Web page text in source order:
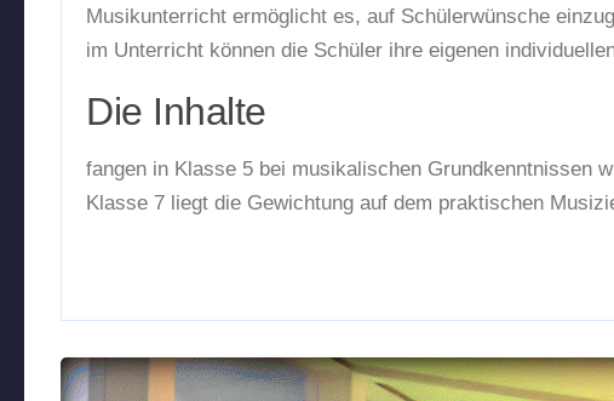
Musikunterricht ermöglicht es, auf Schülerwünsche
im Unterricht können die Schüler ihre eigenen
Die Inhalte
fangen in Klasse 5 bei musikalischen Grundkenntnissen
Klasse 7 liegt die Gewichtung auf dem praktischen